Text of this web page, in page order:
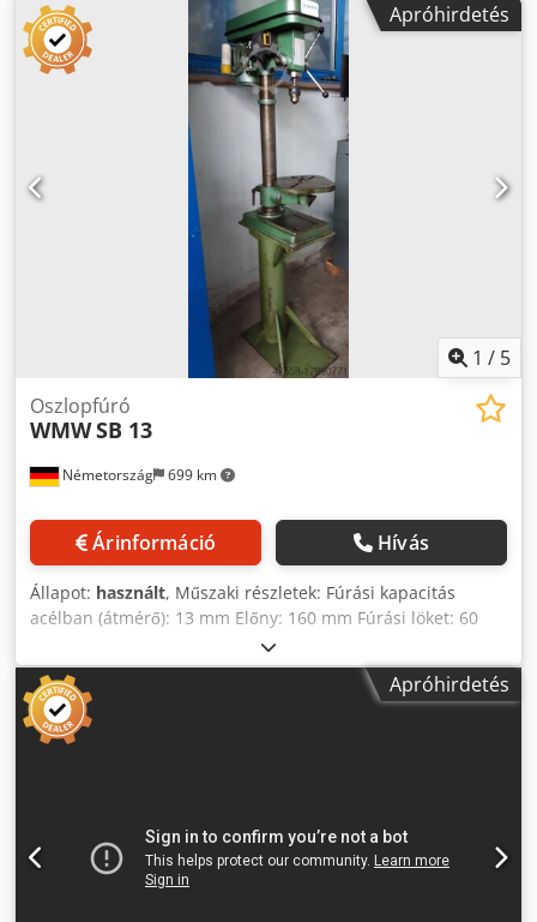
használatból eredő nyomokkal (kopás, karc – a képeken
látható) Credpfeyzum Iox Ahcsf ✔️ Komplett gép 🔩 Műszaki
adatok: Típus: BT2 Tápfeszültség: 380V / 3 fázis / 50 Hz
Teljesítmény: kb. 1,1 kW Gyártó: VEB
Werkzeugmaschinenfabrik Saalfeld (ND) Súly: kb. 180 kg
Fordulatszám szabályzás + kézi előtolás ⚙️ Jellemzők:
Rendkívül masszív, nehéz felépítés Stabil működés –
tökéletes műhelybe és termelésbe Egyszerű kezelhetőség
és karbantartás Szinte elnyűhetetlen gép 📦 A készlet
tartalma: ✔️ BT2 asztali fúrógép ✔️ Munkasztal ✔️
Fúrótokmány 🌍 Származási ország: 🇩🇪 Németország (ND)
ℹ️ További információk: A gép helyben kipróbálható Ideális
műhelyekbe, lakatosműhelyekbe, gyártásra Szállítás
megoldható (raklap / szállítás)
Apróhirdetés
1 / 5
Németország 699 km
Oszlopfúró
WMWSB 13
Árinformáció Hívás
Állapot: használt, Műszaki részletek: Fúrási kapacitás
acélban (átmérő): 13 mm Előny: 160 mm Fúrási löket: 60
mm MK orsótartó: MK2 Orsó fordulatszám:: 210 - 2580 / 16
lépés fordulat/perc előtolási sebesség: kézi mm/ford.
Asztal rögzítési felülete:: 200 x 185 (fix) mm Távolság
orsó/asztal max.: 620 mm Asztal rögzítőfelülete:: 260 x 265
(állítható) Orsó/asztal távolság max.: 160 - 460 mm Az
méretei kb. hosszúság x szélesség x magasság: 0,6 x 0,31 x
1,7 m A gép RÖHM 1-13 fúrószerszámmal van felszerelve,
fúrószerszámkulccsal együtt. Az orsó jobbra fut. Kis satu
Apróhirdetés